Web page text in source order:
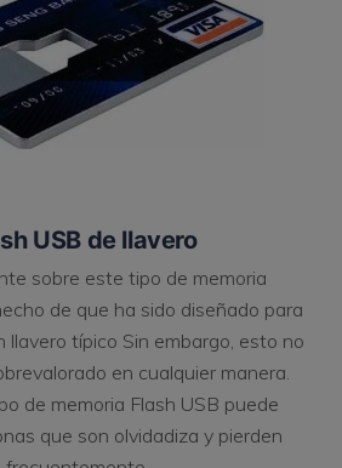
USB de llavero
sobre este tipo de memoria
de que ha sido diseñado para
llavero típico Sin embargo, esto no
en cualquier manera.
de memoria Flash USB puede
que son olvidadiza y pierden